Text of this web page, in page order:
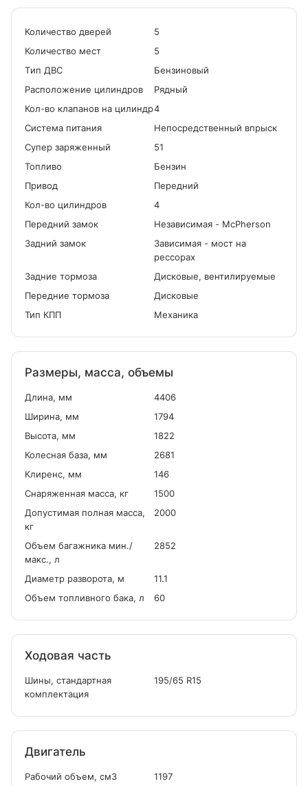
Количество дверей
5
Количество мест
5
Tип ДВС
Бензиновый
Расположение цилиндров
Рядный
Кол-во клапанов на цилиндр4
Система питания
Непосредственный впрыск
Cупер заряженный
51
Топливо
Бензин
Привод
Передний
Кол-во цилиндров
4
Передний замок
Независимая - McPherson
Задний замок
Зависимая - мост на
рессорах
Задние тормоза
Дисковые, вентилируемые
Передние тормоза
Дисковые
Тип КПП
Механика
Размеры, масса, объемы
Длина, мм
4406
Ширина, мм
1794
Высота, мм
1822
Колесная база, мм
2681
Клиренс, мм
146
Снаряженная масса, кг
1500
Допустимая полная масса,
кг
2000
Объем багажника мин./
макс., л
2852
Диаметр разворота, м
11.1
Объем топливного бака, л
60
Ходовая часть
Шины, стандартная
комплектация
195/65 R15
Двигатель
Рабочий объем, см3 1197